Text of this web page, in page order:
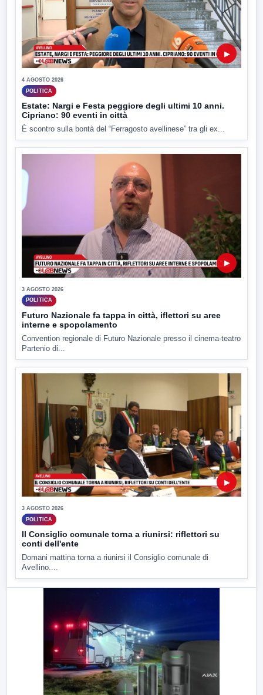
▶
4 AGOSTO 2026
POLITICA
Estate: Nargi e Festa peggiore degli ultimi 10 anni.
Cipriano: 90 eventi in città
È scontro sulla bontà del “Ferragosto avellinese” tra gli ex...
▶
3 AGOSTO 2026
POLITICA
Futuro Nazionale fa tappa in città, iflettori su aree
interne e spopolamento
Convention regionale di Futuro Nazionale presso il cinema-teatro
Partenio di...
▶
3 AGOSTO 2026
POLITICA
Il Consiglio comunale torna a riunirsi: riflettori su
conti dell'ente
Domani mattina torna a riunirsi il Consiglio comunale di
Avellino....